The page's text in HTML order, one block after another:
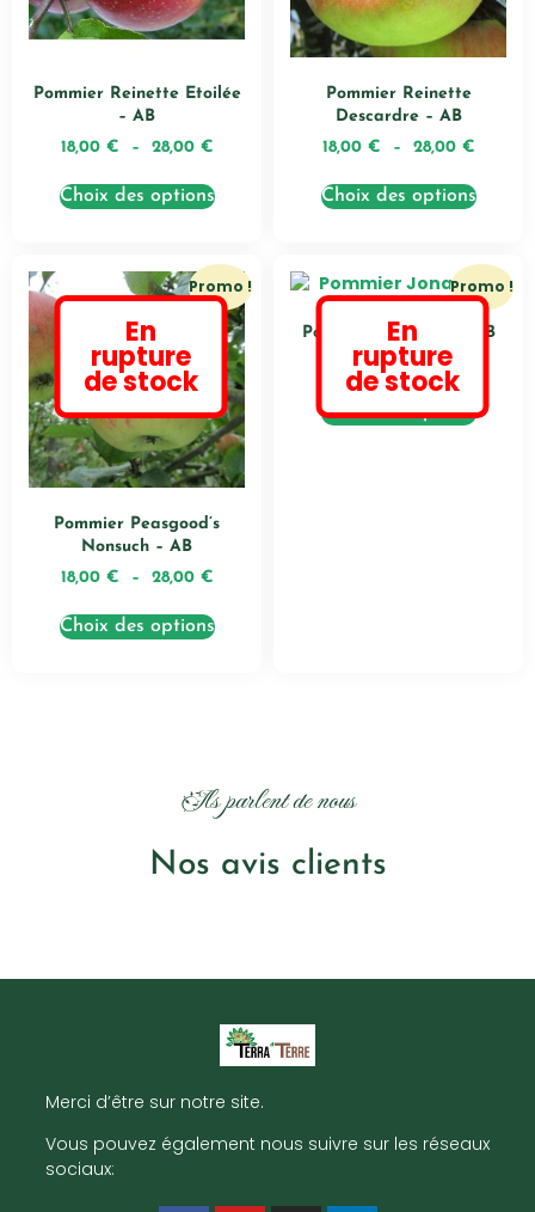
Pommier Reinette Etoilée
– AB
18,00 € – 28,00 €
Choix des options
Pommier Reinette
Descardre – AB
18,00 € – 28,00 €
Choix des options
En
rupture
de stock
Promo !
Pommier Peasgood’s
Nonsuch – AB
18,00 € – 28,00 €
Choix des options
En
rupture
de stock
Promo !
Pommier Jonathan – AB
18,00€ – 28,00
Choix des options
Ils parlent de nous
Nos avis clients
Merci d’être sur notre site.
Vous pouvez également nous suivre sur les réseaux
sociaux: